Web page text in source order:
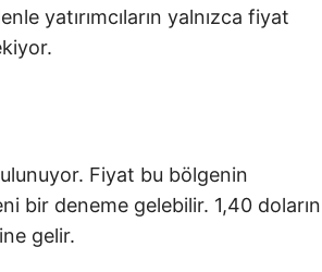
yatırımcıların yalnızca fiyat
Fiyat bu bölgenin
bir deneme gelebilir. 1,40 doların
gelir.